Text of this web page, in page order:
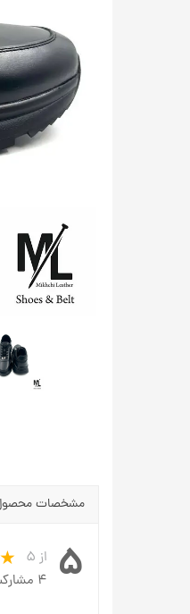
مشخصات
۵
از ۵
۴ مشارکت کننده